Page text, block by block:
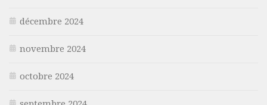
décembre 2024
novembre 2024
octobre 2024